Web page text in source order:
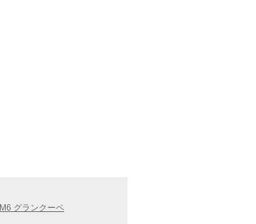
M6 グランクーペ